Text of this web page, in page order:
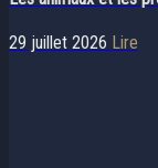
29 juillet 2026 Lire